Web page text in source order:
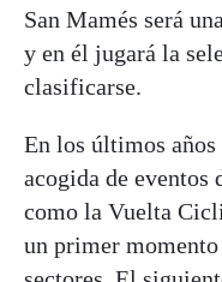
San Mamés será
y en él jugará la
clasificarse.
En los últimos
acogida de eventos
como la Vuelta
un primer